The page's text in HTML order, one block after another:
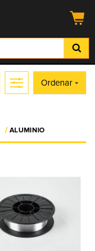
ALUMINIO
Ordenar